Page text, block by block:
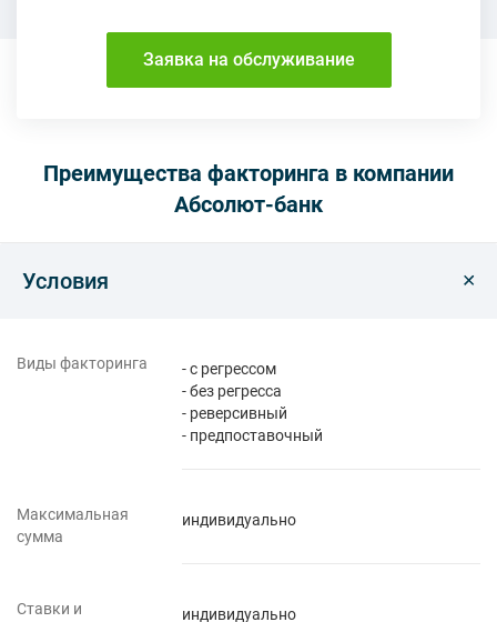
Заявка на обслуживание
Преимущества факторинга в компании
Абсолют-банк
Условия
Виды факторинга
- с регрессом
- без регресса
- реверсивный
- предпоставочный
Максимальная
сумма
индивидуально
Ставки и
индивидуально